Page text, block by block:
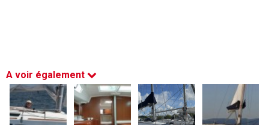
A voir également